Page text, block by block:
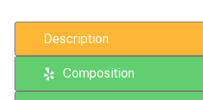
Description
Composition